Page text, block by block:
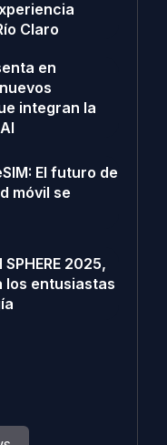
Claro
en
integran la
El futuro de
móvil se
2025,
los entusiastas